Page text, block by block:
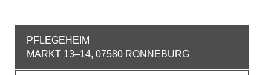
PFLEGEHEIM
MARKT 13–14, 07580 RONNEBURG